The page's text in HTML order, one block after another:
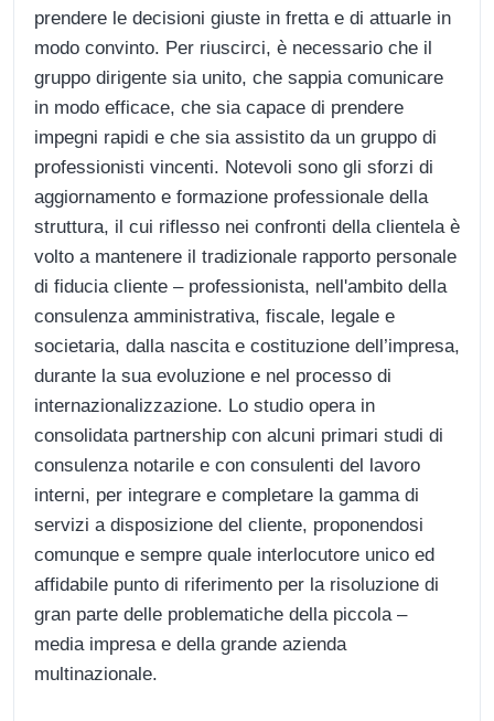
prendere le decisioni giuste in fretta e di attuarle in
modo convinto. Per riuscirci, è necessario che il
gruppo dirigente sia unito, che sappia comunicare
in modo efficace, che sia capace di prendere
impegni rapidi e che sia assistito da un gruppo di
professionisti vincenti. Notevoli sono gli sforzi di
aggiornamento e formazione professionale della
struttura, il cui riflesso nei confronti della clientela è
volto a mantenere il tradizionale rapporto personale
di fiducia cliente – professionista, nell'ambito della
consulenza amministrativa, fiscale, legale e
societaria, dalla nascita e costituzione dell’impresa,
durante la sua evoluzione e nel processo di
internazionalizzazione. Lo studio opera in
consolidata partnership con alcuni primari studi di
consulenza notarile e con consulenti del lavoro
interni, per integrare e completare la gamma di
servizi a disposizione del cliente, proponendosi
comunque e sempre quale interlocutore unico ed
affidabile punto di riferimento per la risoluzione di
gran parte delle problematiche della piccola –
media impresa e della grande azienda
multinazionale.